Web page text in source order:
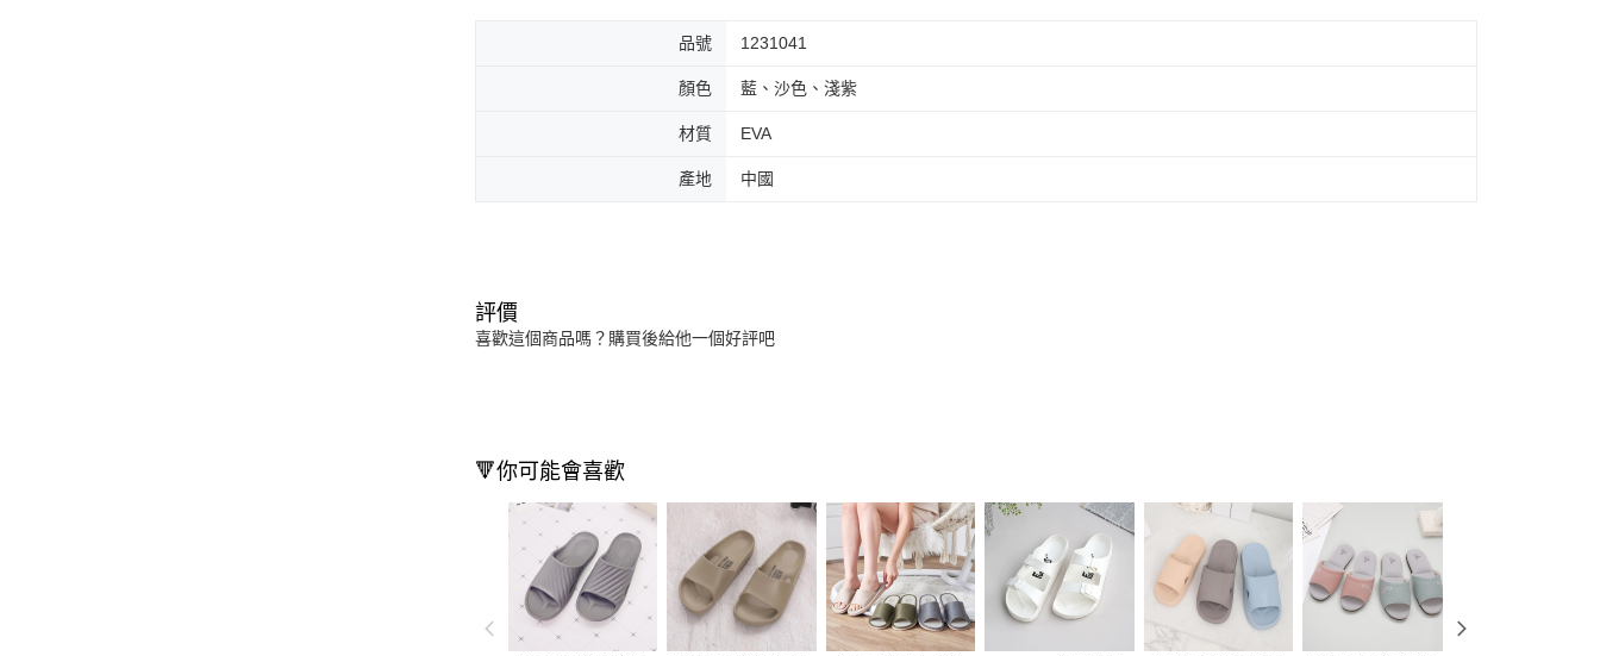
品號 1231041
顏色 藍、沙色、淺紫
材質 EVA
產地 中國
評價
喜歡這個商品嗎？購買後給他一個好評吧
🔻你可能會喜歡